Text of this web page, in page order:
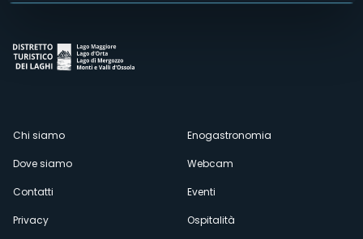
Menù
secondario
Chi siamo
Dove siamo
Contatti
Privacy
Enogastronomia
Webcam
Eventi
Ospitalità